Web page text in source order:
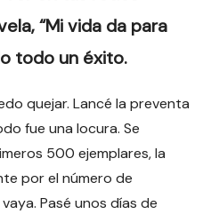
“Mi vida da para
todo un éxito.
quejar. Lancé la preventa
fue una locura. Se
500 ejemplares, la
por el número de
Pasé unos días de